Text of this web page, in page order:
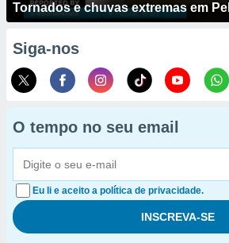
Tornados e chuvas extremas em
Siga-nos
O tempo no seu email
Eu li e aceito a política de privacidade.